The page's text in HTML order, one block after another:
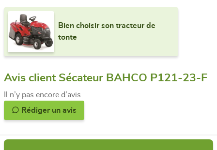
Bien choisir son tracteur de
tonte
Avis client Sécateur BAHCO P121-23-F
Il n’y pas encore d’avis.
Rédiger un avis